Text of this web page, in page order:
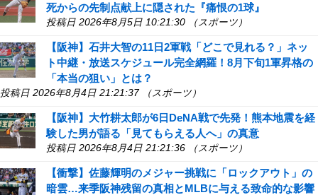
死からの先制点献上に隠された『痛恨の1球』
投稿日 2026年8月5日 10:21:30 （スポーツ）
【阪神】石井大智の11日2軍戦「どこで見れる？」ネッ
ト中継・放送スケジュール完全網羅！8月下旬1軍昇格の
「本当の狙い」とは？
投稿日 2026年8月4日 21:21:37 （スポーツ）
【阪神】大竹耕太郎が6日DeNA戦で先発！熊本地震を経
験した男が語る「見てもらえる人へ」の真意
投稿日 2026年8月4日 21:21:36 （スポーツ）
【衝撃】佐藤輝明のメジャー挑戦に「ロックアウト」の
暗雲…来季阪神残留の真相とMLBに与える致命的な影響